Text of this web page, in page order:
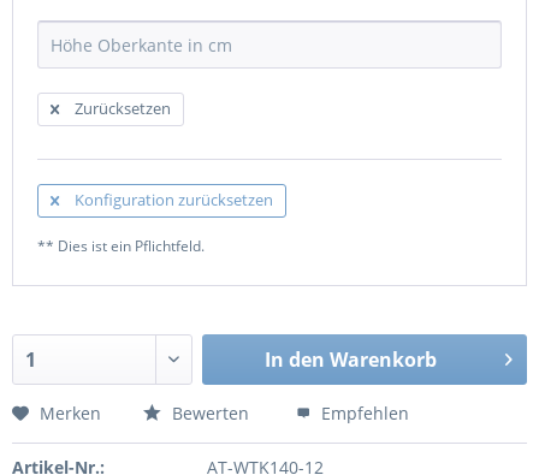
Zurücksetzen
Konfiguration zurücksetzen
** Dies ist ein Pflichtfeld.
In den Warenkorb
Merken Bewerten Empfehlen
Artikel-Nr.: AT-WTK140-12